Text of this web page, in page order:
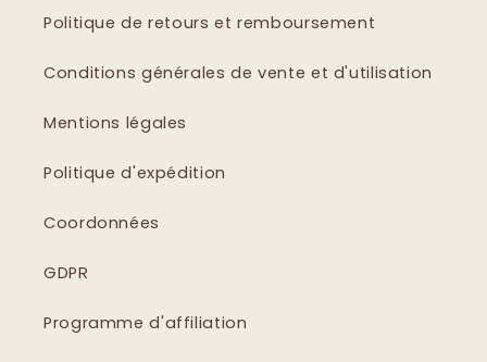
Politique de retours et remboursement
Conditions générales de vente et d'utilisation
Mentions légales
Politique d'expédition
Coordonnées
GDPR
Programme d'affiliation